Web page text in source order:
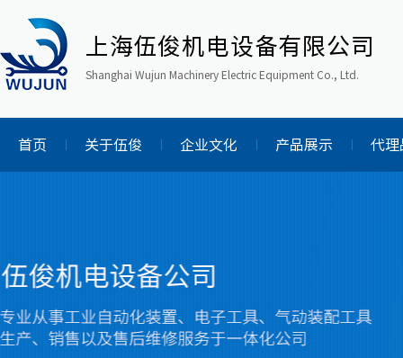
上海伍俊机电设备有限公司
Shanghai Wujun Machinery Electric Equipment Co., Ltd.
首页 关于伍俊 企业文化 产品展示 代理